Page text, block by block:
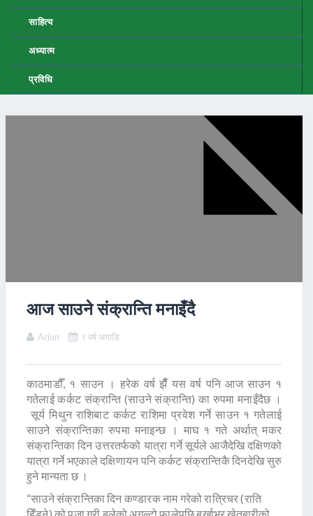
साहित्य
अध्यात्म
प्रविधि
आज साउने संक्रान्ति मनाइँदै
Arjun ९ वर्ष अगाडि
काठमाडौँ, १ साउन । हरेक वर्ष झैँ यस वर्ष पनि आज साउन १
गतेलाई कर्कट संक्रान्ति (साउने संक्रान्ति) का रुपमा मनाइँदैछ ।
सूर्य मिथुन राशिबाट कर्कट राशिमा प्रवेश गर्ने साउन १ गतेलाई
साउने संक्रान्तिका रुपमा मनाइन्छ । माघ १ गते अर्थात् मकर
संक्रान्तिका दिन उत्तरतर्फको यात्रा गर्ने सूर्यले आजैदेखि दक्षिणको
यात्रा गर्ने भएकाले दक्षिणायन पनि कर्कट संक्रान्तिकै दिनदेखि सुरु
हुने मान्यता छ ।
“साउने संक्रान्तिका दिन कण्डारक नाम गरेको रात्रिचर (राति